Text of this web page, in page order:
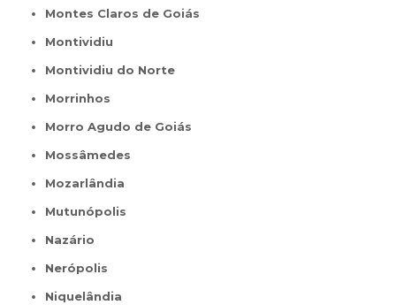
Montes Claros de Goiás
Montividiu
Montividiu do Norte
Morrinhos
Morro Agudo de Goiás
Mossâmedes
Mozarlândia
Mutunópolis
Nazário
Nerópolis
Niquelândia